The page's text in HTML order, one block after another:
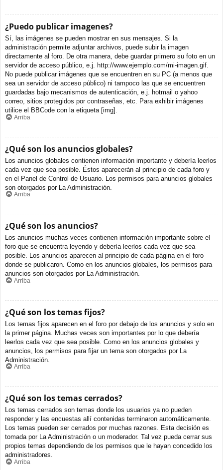
¿Puedo publicar imagenes?
Sí, las imágenes se pueden mostrar en sus mensajes. Si la
administración permite adjuntar archivos, puede subir la imagen
directamente al foro. De otra manera, debe guardar primero su foto en un
servidor de acceso público, e.j. http://www.ejemplo.com/mi-imagen.gif.
No puede publicar imágenes que se encuentren en su PC (a menos que
sea un servidor de acceso público) ni tampoco las que se encuentren
guardadas bajo mecanismos de autenticación, e.j. hotmail o yahoo
correo, sitios protegidos por contraseñas, etc. Para exhibir imágenes
utilice el BBCode con la etiqueta [img].
Arriba
¿Qué son los anuncios globales?
Los anuncios globales contienen información importante y debería leerlos
cada vez que sea posible. Éstos aparecerán al principio de cada foro y
en el Panel de Control de Usuario. Los permisos para anuncios globales
son otorgados por La Administración.
Arriba
¿Qué son los anuncios?
Los anuncios muchas veces contienen información importante sobre el
foro que se encuentra leyendo y debería leerlos cada vez que sea
posible. Los anuncios aparecen al principio de cada página en el foro
donde se publicaron. Como en los anuncios globales, los permisos para
anuncios son otorgados por La Administración.
Arriba
¿Qué son los temas fijos?
Los temas fijos aparecen en el foro por debajo de los anuncios y solo en
la primer página. Muchas veces son importantes por lo que debería
leerlos cada vez que sea posible. Como en los anuncios globales y
anuncios, los permisos para fijar un tema son otorgados por La
Administración.
Arriba
¿Qué son los temas cerrados?
Los temas cerrados son temas donde los usuarios ya no pueden
responder y las encuestas allí contenidas terminaron automáticamente.
Los temas pueden ser cerrados por muchas razones. Esta decisión es
tomada por La Administración o un moderador. Tal vez pueda cerrar sus
propios temas dependiendo de los permisos que le hayan concedido los
administradores.
Arriba